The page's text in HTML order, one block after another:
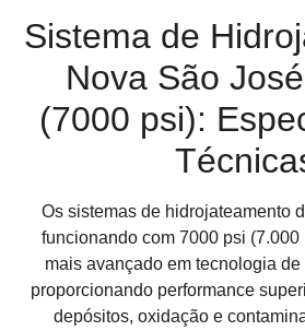
Sistema de
Nova São
(7000 psi):
Os sistemas de hidrojateamento
funcionando com 7000 psi (7.000
mais avançado em tecnologia
proporcionando performance
depósitos, oxidação e